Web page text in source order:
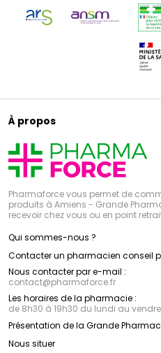
À propos
Pharmaforce vous permet de
produits à Amiens - Grande
recevoir chez vous ou en point
Qui sommes-nous ?
Contacter un pharmacien conseil
Nous contacter par e-mail :
contact@pharmaforce.fr
Les horaires de la pharmacie :
de 8h30 à 19h30 du lundi au
Présentation de la Grande
Nous situer